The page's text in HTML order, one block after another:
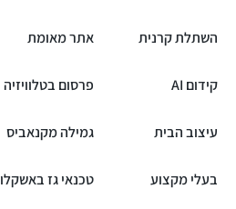
השתלת קרנית אתר מאומת
קידום AI פרסום בטלוויזיה
עיצוב הבית גמילה מקנאביס
בעלי מקצוע טכנאי גז באשקלון